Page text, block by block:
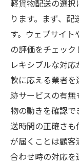
軽貨物配送の選
ります。まず、
す。ウェブサイ
の評価をチェッ
レキシブルな対
軟に応える業者
跡サービスの有
物の動きを確認
送時間の正確さ
が届くことは顧
合わせ時の対応